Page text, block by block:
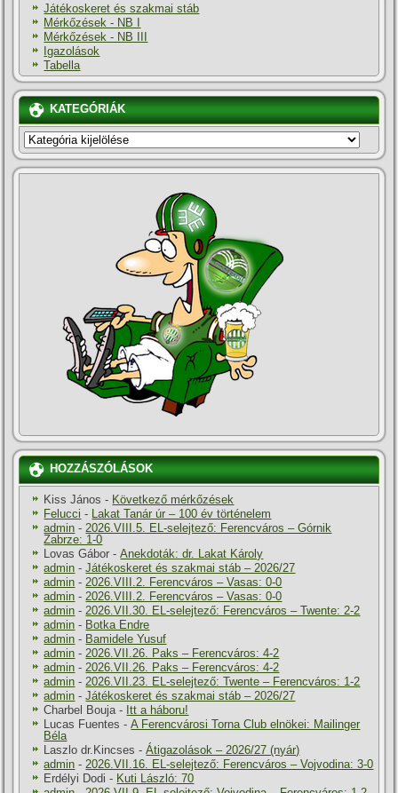
Játékoskeret és szakmai stáb
Mérkőzések - NB I
Mérkőzések - NB III
Igazolások
Tabella
KATEGÓRIÁK
KATEGÓRIÁK
HOZZÁSZÓLÁSOK
Kiss János - Következő mérkőzések
Felucci - Lakat Tanár úr – 100 év történelem
admin - 2026.VIII.5. EL-selejtező: Ferencváros – Górnik
Zabrze: 1-0
Lovas Gábor -Anekdoták: dr. Lakat Károly
admin -Játékoskeret és szakmai stáb – 2026/27
admin - 2026.VIII.2. Ferencváros – Vasas: 0-0
admin - 2026.VIII.2. Ferencváros – Vasas: 0-0
admin - 2026.VII.30. EL-selejtező: Ferencváros – Twente: 2-2
admin - Botka Endre
admin - Bamidele Yusuf
admin - 2026.VII.26. Paks – Ferencváros: 4-2
admin - 2026.VII.26. Paks – Ferencváros: 4-2
admin - 2026.VII.23. EL-selejtező: Twente – Ferencváros: 1-2
admin -Játékoskeret és szakmai stáb – 2026/27
Charbel Bouja - Itt a háboru!
Lucas Fuentes -A Ferencvárosi Torna Club elnökei: Mailinger
Béla
Laszlo dr.Kincses -Átigazolások – 2026/27 (nyár)
admin - 2026.VII.16. EL-selejtező: Ferencváros – Vojvodina: 3-0
Erdélyi Dodi - Kuti László: 70